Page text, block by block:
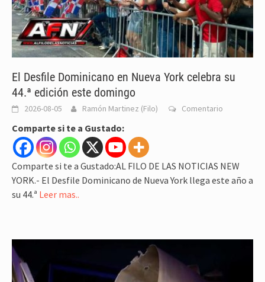
El Desfile Dominicano en Nueva York celebra su
44.ª edición este domingo
2026-08-05 Ramón Martinez (Filo) Comentario
Comparte si te a Gustado:
Comparte si te a Gustado:AL FILO DE LAS NOTICIAS NEW
YORK.- El Desfile Dominicano de Nueva York llega este año a
su 44.ª Leer mas..